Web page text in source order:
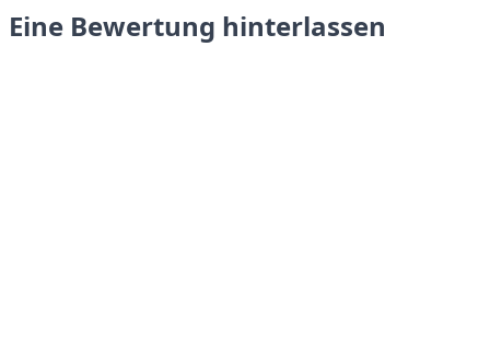
Eine Bewertung hinterlassen